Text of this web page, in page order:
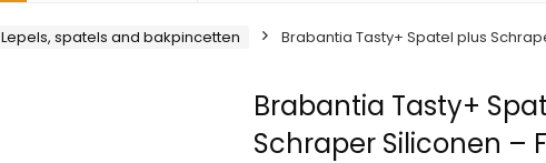
Lepels, spatels and bakpincetten Brabantia Tasty+ Spatel plus
Brabantia Tasty+
Schraper Siliconen –